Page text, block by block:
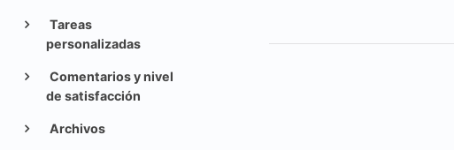
Tareas
personalizadas
Comentarios y nivel
de satisfacción
Archivos